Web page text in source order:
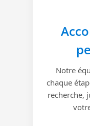
Notre
chaque
recherche,